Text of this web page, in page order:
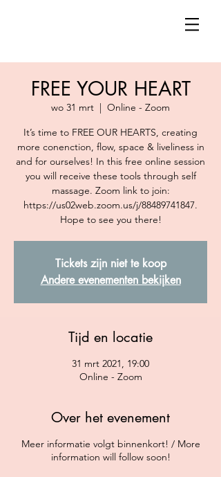
FREE YOUR HEART
wo 31 mrt
  |
Online - Zoom
It’s time to FREE OUR HEARTS, creating
more conenction, flow, space & liveliness in
and for ourselves! In this free online session
you will receive these tools through self
massage. Zoom link to join:
https://us02web.zoom.us/j/88489741847.
Hope to see you there!
Tickets zijn niet te koop
Andere evenementen bekijken
Tijd en locatie
31 mrt 2021, 19:00
Online - Zoom
Over het evenement
Meer informatie volgt binnenkort! / More
information will follow soon!